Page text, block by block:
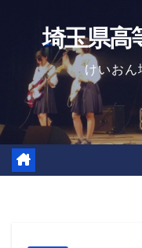
content
埼玉県高
けいお